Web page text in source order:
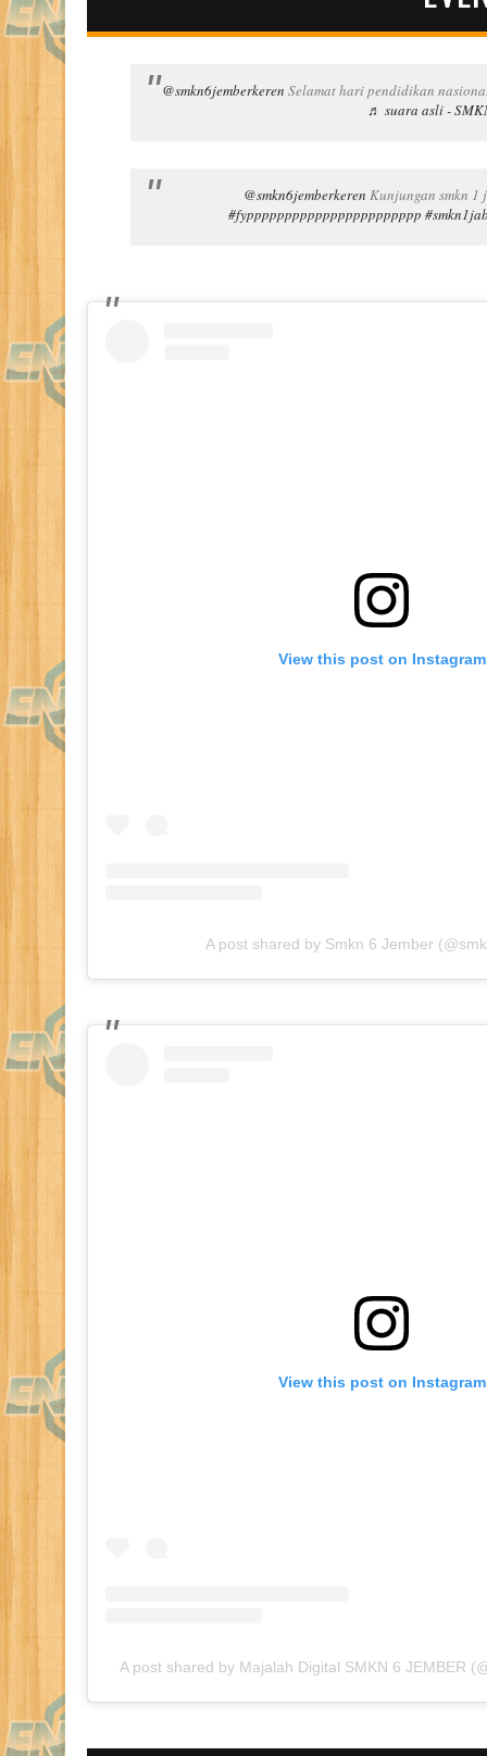
@smkn6jemberkeren Selamat hari pendidikan
♬ suara asli -
@smkn6jemberkeren Kunjungan smkn
#fyppppppppppppppppppppppp
View this post on Instagram
A post shared by Smkn 6 Jember
View this post on Instagram
A post shared by Majalah Digital SMKN 6 JEMBER